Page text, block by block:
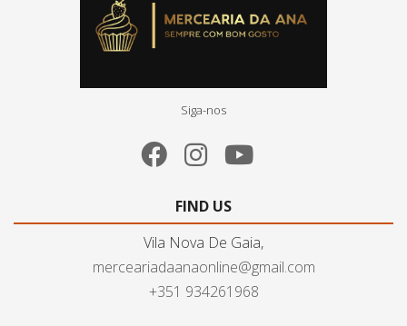
Siga-nos
FIND US
Vila Nova De Gaia,
merceariadaanaonline@gmail.com
+351 934261968